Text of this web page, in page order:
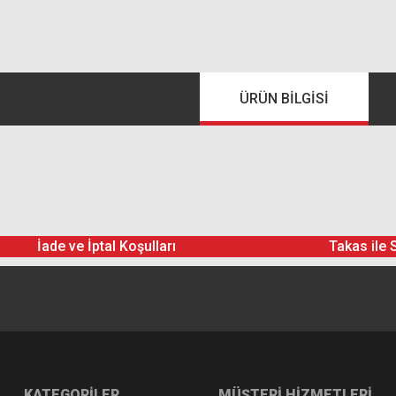
ÜRÜN BILGISI
İade ve İptal Koşulları Takas ile